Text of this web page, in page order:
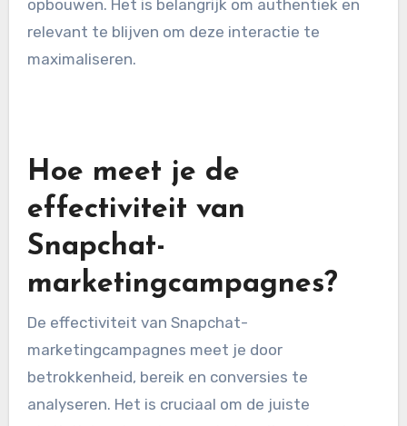
opbouwen. Het is belangrijk om authentiek en
relevant te blijven om deze interactie te
maximaliseren.
Hoe meet je de
effectiviteit van
Snapchat-